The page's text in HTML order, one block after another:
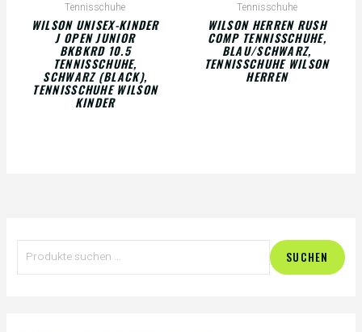
Tennisschuhe
WILSON UNISEX-KINDER
J OPEN JUNIOR
BKBKRD 10.5
TENNISSCHUHE,
SCHWARZ (BLACK),
TENNISSCHUHE WILSON
KINDER
Tennisschuhe
WILSON HERREN RUSH
COMP TENNISSCHUHE,
BLAU/SCHWARZ,
TENNISSCHUHE WILSON
HERREN
SUCHEN